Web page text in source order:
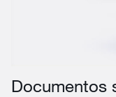
Documentos